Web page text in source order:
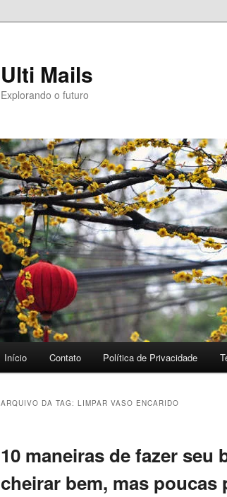
Ulti Mails
Explorando o futuro
Início Contato Política de Privacidade
ARQUIVO DA TAG: LIMPAR VASO ENCARIDO
10 maneiras de fazer seu
cheirar bem, mas poucas